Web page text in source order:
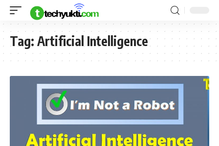
Tag: Artificial Intelligence